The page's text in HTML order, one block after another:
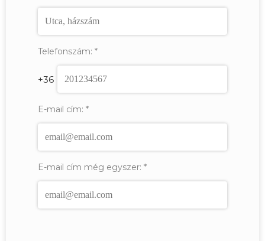
Telefonszám: *
+36
E-mail cím: *
E-mail cím még egyszer: *